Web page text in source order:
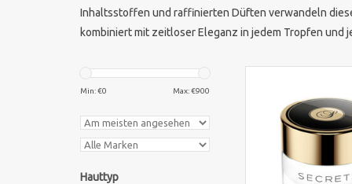
Inhaltsstoffen und raffinierten Düften verwandeln
kombiniert mit zeitloser Eleganz in jedem Tropfen und
Min: €0 Max: €900
Hauttyp
La Crème Premium.
Feuchtigkeit und
einer exklusiven
ZUM WARENKORB